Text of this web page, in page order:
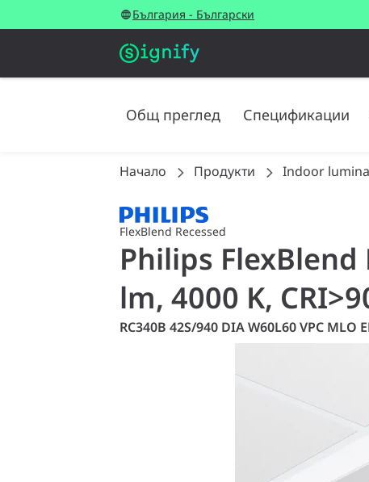
България - Български
Общ преглед Спецификации
Начало Продукти Indoor
FlexBlend Recessed
Philips FlexBlend
lm, 4000 K,
RC340B 42S/940 DIA W60L60 VPC MLO